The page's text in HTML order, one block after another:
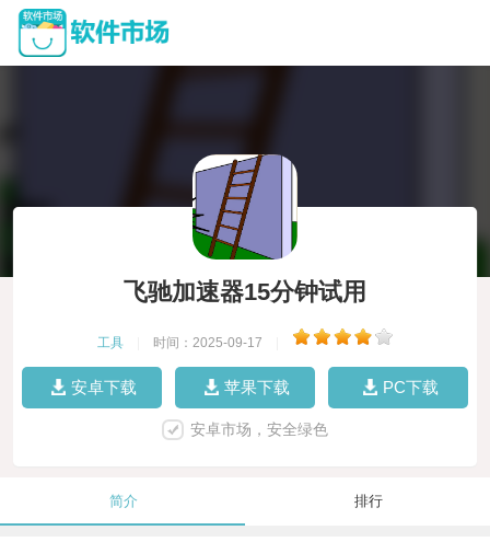
飞驰加速器15分钟试用
工具 时间：2025-09-17
安卓下载 苹果下载 PC下载
安卓市场，安全绿色
简介 排行